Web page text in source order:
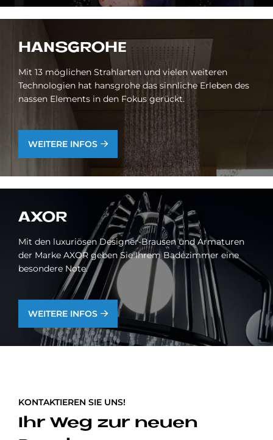
HANS­GRO­HE
Mit 13 möglichen Strahlarten und vielen weiteren
Technologien hat hansgrohe das sinnliche Erleben des
nassen Elements in den Fokus gerückt.
WEITERE INFOS
AXOR
Mit den luxuriösen Designer-Brausen und Armaturen
der Marke AXOR geben Sie Ihrem Badezimmer eine
besondere Note.
WEITERE INFOS
KONTAKTIEREN SIE UNS!
Ihr Weg zur neuen